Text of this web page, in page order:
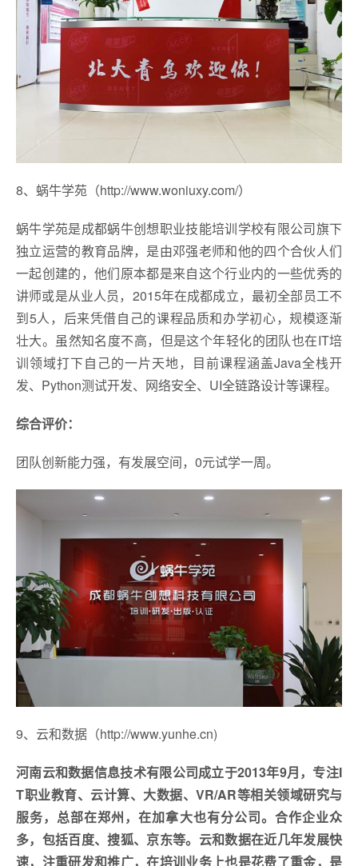
8、蜗牛学苑（http://www.woniuxy.com/）
蜗牛学苑是成都蜗牛创想职业技能培训学校有限公司旗下
独立运营的教育品牌，是由邓强老师和他的四个合伙人们
一起创建的，他们原本都是来自这个行业内的一些优秀的
讲师或是从业人员，2015年在成都成立，最初全部员工不
到5人，后来凭借自己的课程品质和办学初心，规模逐渐
壮大。虽然知名度不高，但是这个年轻化的团队也在IT培
训领域打下自己的一片天地，目前课程涵盖Java全栈开
发、Python测试开发、网络安全、UI全链路设计等课程。
综合评价：
团队创新能力强，有发展空间，0元试学一周。
9、云和数据（http://www.yunhe.cn)
河南云和数据信息技术有限公司成立于2013年9月，专注I
T职业教育、云计算、大数据、VR/AR等相关领域研究与
服务，总部在郑州，在加拿大也有分公司。合作企业众
多，包括百度、搜狐、京东等。云和数据在近几年发展快
速，注重研发和推广，在培训业务上也是花费了重金，是